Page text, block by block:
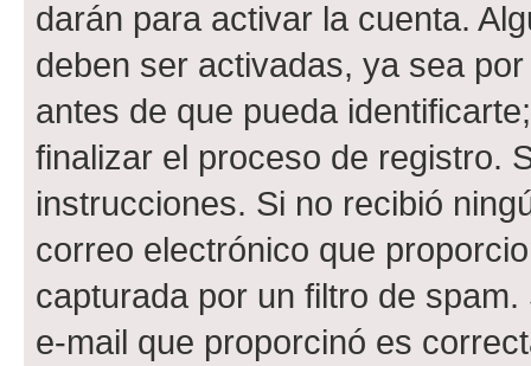
darán para activar la cuenta.
deben ser activadas, ya sea
antes de que pueda
finalizar el proceso de registro.
instrucciones. Si no recibió
correo electrónico que
capturada por un filtro de
e-mail que proporcinó es